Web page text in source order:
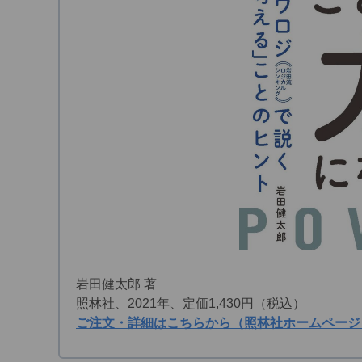
岩田健太郎 著
照林社、2021年、定価1,430円（税込）
ご注文・詳細はこちらから（照林社ホームペー